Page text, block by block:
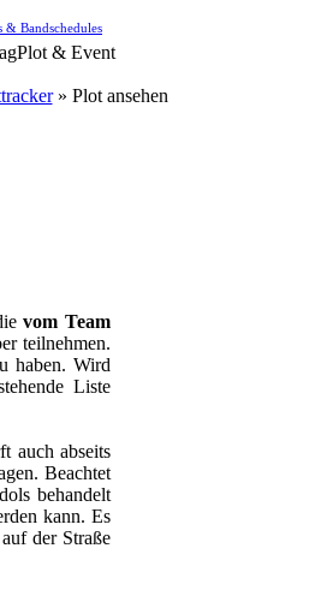
& Bandschedules
Plot & Event
» Plot ansehen
vom Team
teilnehmen.
haben. Wird
Liste
auch abseits
Beachtet
behandelt
kann. Es
der Straße